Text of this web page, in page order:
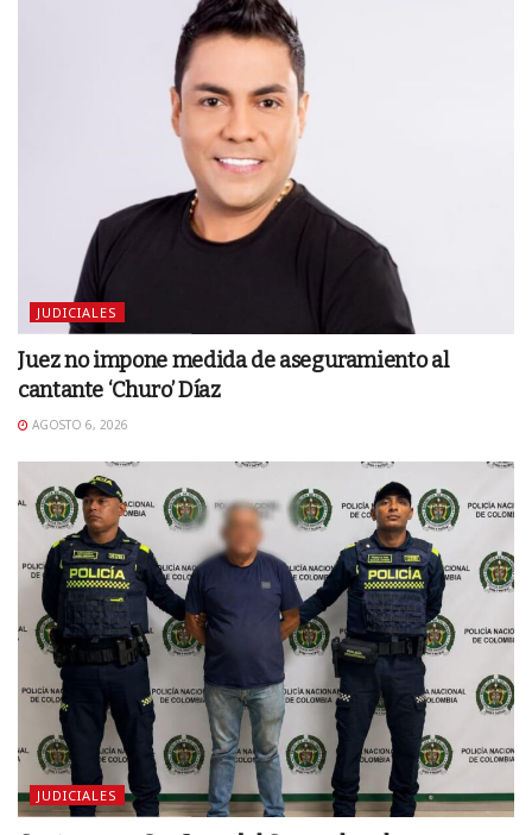
JUDICIALES
Juez no impone medida de aseguramiento al
cantante ‘Churo’ Díaz
AGOSTO 6, 2026
JUDICIALES